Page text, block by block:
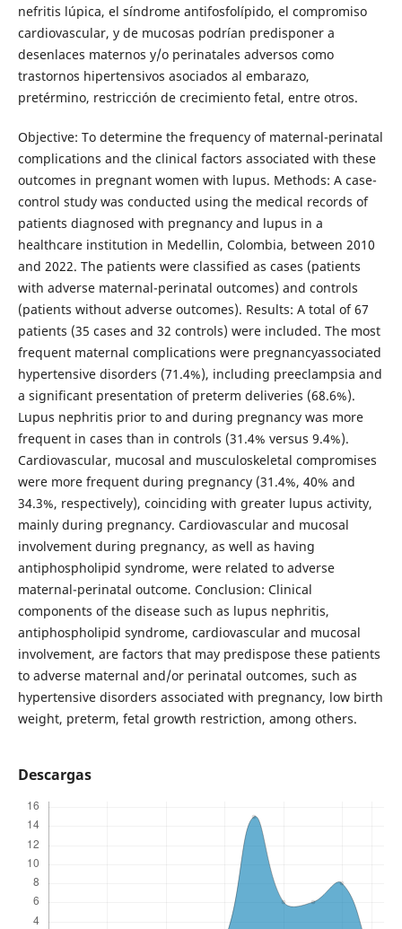
nefritis lúpica, el síndrome antifosfolípido, el compromiso
cardiovascular, y de mucosas podrían predisponer a
desenlaces maternos y/o perinatales adversos como
trastornos hipertensivos asociados al embarazo,
pretérmino, restricción de crecimiento fetal, entre otros.
Objective: To determine the frequency of maternal-perinatal
complications and the clinical factors associated with these
outcomes in pregnant women with lupus. Methods: A case-
control study was conducted using the medical records of
patients diagnosed with pregnancy and lupus in a
healthcare institution in Medellin, Colombia, between 2010
and 2022. The patients were classified as cases (patients
with adverse maternal-perinatal outcomes) and controls
(patients without adverse outcomes). Results: A total of 67
patients (35 cases and 32 controls) were included. The most
frequent maternal complications were pregnancyassociated
hypertensive disorders (71.4%), including preeclampsia and
a significant presentation of preterm deliveries (68.6%).
Lupus nephritis prior to and during pregnancy was more
frequent in cases than in controls (31.4% versus 9.4%).
Cardiovascular, mucosal and musculoskeletal compromises
were more frequent during pregnancy (31.4%, 40% and
34.3%, respectively), coinciding with greater lupus activity,
mainly during pregnancy. Cardiovascular and mucosal
involvement during pregnancy, as well as having
antiphospholipid syndrome, were related to adverse
maternal-perinatal outcome. Conclusion: Clinical
components of the disease such as lupus nephritis,
antiphospholipid syndrome, cardiovascular and mucosal
involvement, are factors that may predispose these patients
to adverse maternal and/or perinatal outcomes, such as
hypertensive disorders associated with pregnancy, low birth
weight, preterm, fetal growth restriction, among others.
Descargas